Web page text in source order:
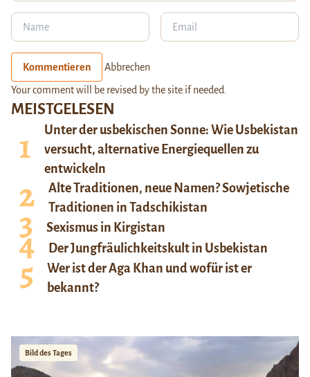
MEISTGELESEN
Unter der usbekischen Sonne: Wie Usbekistan
versucht, alternative Energiequellen zu
entwickeln
Alte Traditionen, neue Namen? Sowjetische
Traditionen in Tadschikistan
Sexismus in Kirgistan
Der Jungfräulichkeitskult in Usbekistan
Wer ist der Aga Khan und wofür ist er
bekannt?
Bild des Tages
Kommentieren Abbrechen
Your comment will be revised by the site if needed.